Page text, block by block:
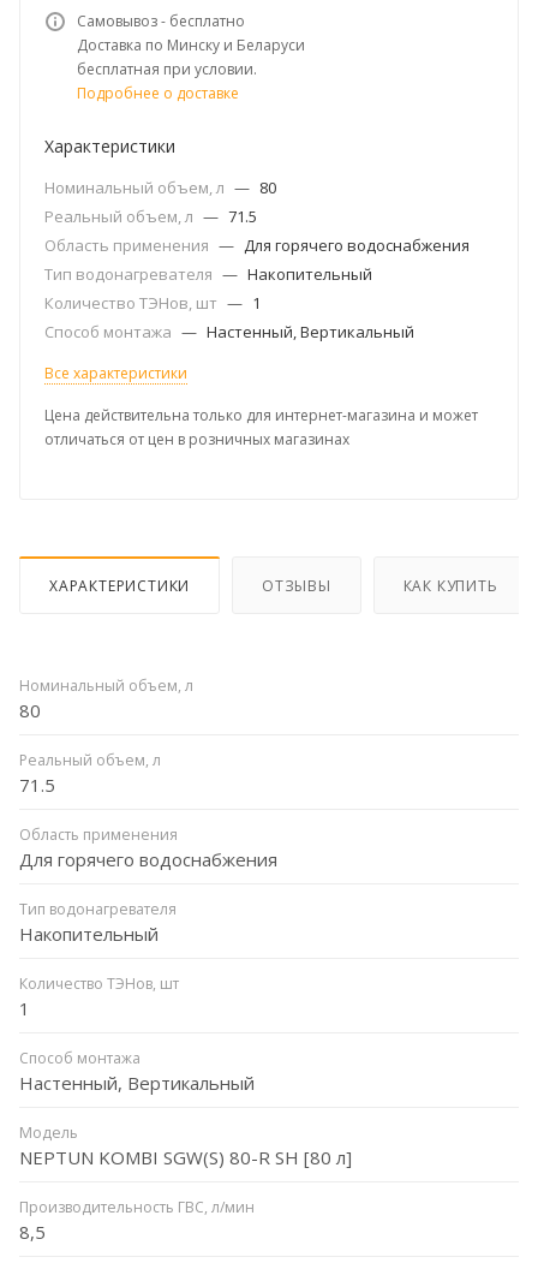
Самовывоз - бесплатно
Доставка по Минску и Беларуси
бесплатная при условии.
Подробнее о доставке
Характеристики
Номинальный объем, л — 80
Реальный объем, л — 71.5
Область применения — Для горячего водоснабжения
Тип водонагревателя — Накопительный
Количество ТЭНов, шт — 1
Способ монтажа — Настенный, Вертикальный
Все характеристики
Цена действительна только для интернет-магазина и может
отличаться от цен в розничных магазинах
ХАРАКТЕРИСТИКИ ОТЗЫВЫ КАК КУПИТЬ
Номинальный объем, л
80
Реальный объем, л
71.5
Область применения
Для горячего водоснабжения
Тип водонагревателя
Накопительный
Количество ТЭНов, шт
1
Способ монтажа
Настенный, Вертикальный
Модель
NEPTUN KOMBI SGW(S) 80-R SH [80 л]
Производительность ГВС, л/мин
8,5